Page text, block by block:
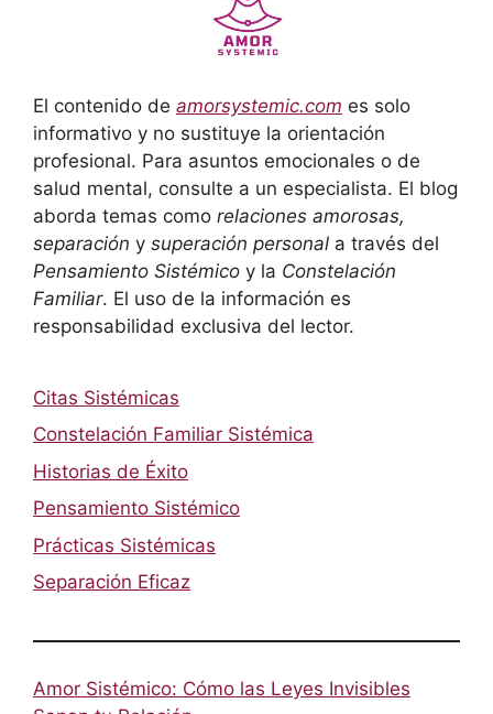
El contenido de amorsystemic.com es solo
informativo y no sustituye la orientación
profesional. Para asuntos emocionales o de
salud mental, consulte a un especialista. El blog
aborda temas como relaciones amorosas,
separación y superación personal a través del
Pensamiento Sistémico y la Constelación
Familiar. El uso de la información es
responsabilidad exclusiva del lector.
Citas Sistémicas
Constelación Familiar Sistémica
Historias de Éxito
Pensamiento Sistémico
Prácticas Sistémicas
Separación Eficaz
Amor Sistémico: Cómo las Leyes Invisibles